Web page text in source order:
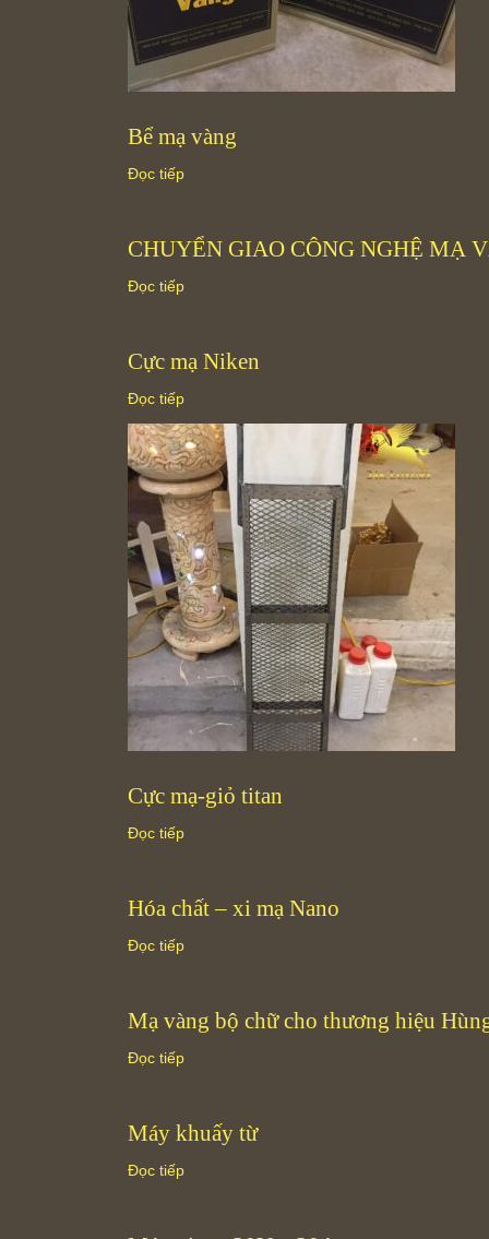
Bể mạ vàng
Đọc tiếp
CHUYỂN GIAO CÔNG NGHỆ MẠ
Đọc tiếp
Cực mạ Niken
Đọc tiếp
Cực mạ-giỏ titan
Đọc tiếp
Hóa chất – xi mạ Nano
Đọc tiếp
Mạ vàng bộ chữ cho thương hiệu
Đọc tiếp
Máy khuấy từ
Đọc tiếp